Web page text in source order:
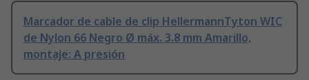
Marcador de cable de clip HellermannTyton WIC
de Nylon 66 Negro Ø máx. 3.8 mm Amarillo,
montaje: A presión